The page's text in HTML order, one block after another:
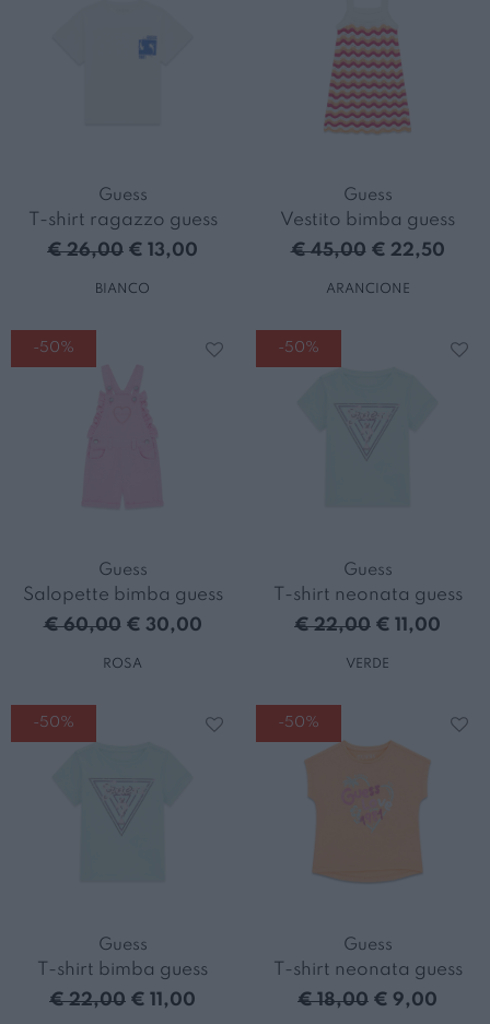
Guess
T-shirt ragazzo guess
€ 26,00 € 13,00
BIANCO
Guess
Vestito bimba guess
€ 45,00 € 22,50
ARANCIONE
-50%
Guess
Salopette bimba guess
€ 60,00 € 30,00
ROSA
-50%
Guess
T-shirt neonata guess
€ 22,00 € 11,00
VERDE
-50%
Guess
T-shirt bimba guess
€ 22,00 € 11,00
-50%
Guess
T-shirt neonata guess
€ 18,00 € 9,00